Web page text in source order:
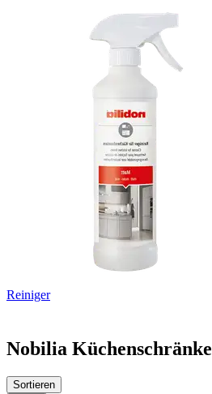
Reiniger
Nobilia Küchenschränke
Sortieren